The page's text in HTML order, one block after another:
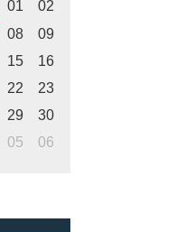
01
02
08
09
15
16
22
23
29
30
05 06